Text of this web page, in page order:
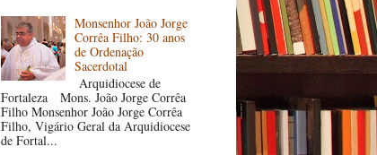
Monsenhor João Jorge
Corrêa Filho: 30 anos
de Ordenação
Sacerdotal
Arquidiocese de
Fortaleza Mons. João Jorge Corrêa
Filho Monsenhor João Jorge Corrêa
Filho, Vigário Geral da Arquidiocese
de Fortal...